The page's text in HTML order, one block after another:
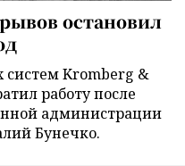
остановил
Kromberg &
работу после
администрации
Бунечко.